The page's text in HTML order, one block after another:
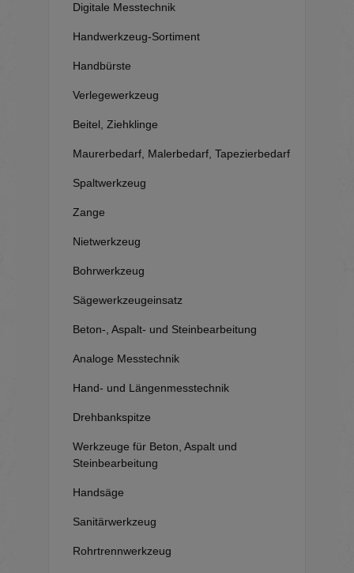
Digitale Messtechnik
Handwerkzeug-Sortiment
Handbürste
Verlegewerkzeug
Beitel, Ziehklinge
Maurerbedarf, Malerbedarf, Tapezierbedarf
Spaltwerkzeug
Zange
Nietwerkzeug
Bohrwerkzeug
Sägewerkzeugeinsatz
Beton-, Aspalt- und Steinbearbeitung
Analoge Messtechnik
Hand- und Längenmesstechnik
Drehbankspitze
Werkzeuge für Beton, Aspalt und
Steinbearbeitung
Handsäge
Sanitärwerkzeug
Rohrtrennwerkzeug